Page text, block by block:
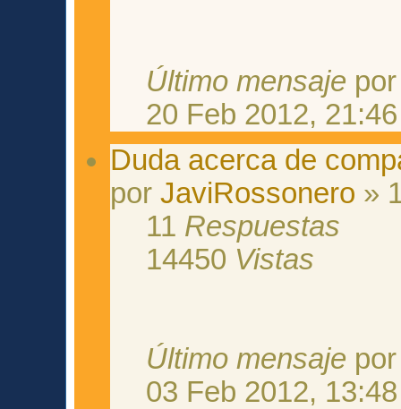
Último mensaje
20 Feb 2012, 21:46
Duda acerca de
porJaviRossonero »
11 Respuestas
14450 Vistas
Último mensaje
03 Feb 2012, 13:48